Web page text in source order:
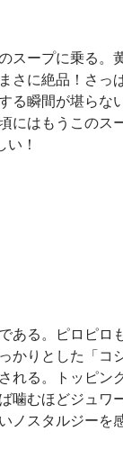
スープに乗る。
さに絶品！さっ
る瞬間が堪らな
にはもうこのス
！
ある。ピロピロ
かりとした「コ
れる。トッピン
噛むほどジュワ
ノスタルジーを